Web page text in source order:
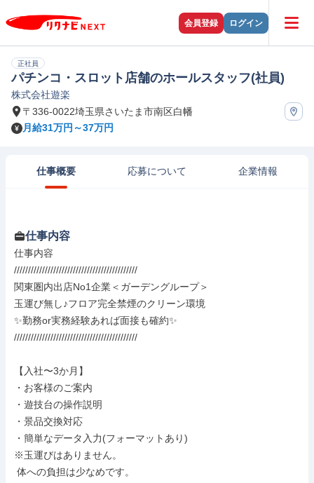
会員登録 ログイン
正社員
パチンコ・スロット店舗のホールスタッフ(社員)
株式会社遊楽
〒336-0022埼玉県さいたま市南区白幡
月給31万円～37万円
仕事概要 応募について 企業情報
仕事内容
仕事内容
////////////////////////////////////////////
関東圏内出店No1企業＜ガーデングループ＞
玉運び無し♪フロア完全禁煙のクリーン環境
✨勤務or実務経験あれば面接も確約✨
////////////////////////////////////////////
【入社〜3か月】
・お客様のご案内
・遊技台の操作説明
・景品交換対応
・簡単なデータ入力(フォーマットあり)
※玉運びはありません。